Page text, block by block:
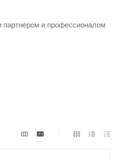
партнером и профессионалом